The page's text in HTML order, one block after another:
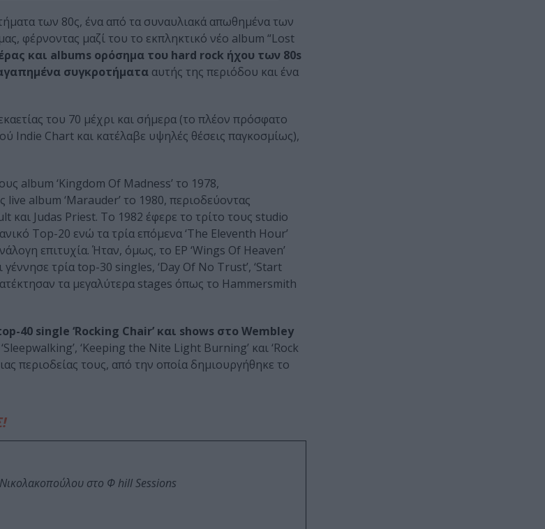
των 80ς, ένα από τα συναυλιακά απωθημένα των
φέρνοντας μαζί του τo εκπληκτικό νέο album “Lost
και albums ορόσημα του hard rock ήχου των 80s
συγκροτήματα αυτής της περιόδου και ένα
του 70 μέχρι και σήμερα (το πλέον πρόσφατο
Indie Chart και κατέλαβε υψηλές θέσεις παγκοσμίως),
album ‘Kingdom Of Madness’ το 1978,
album ‘Marauder’ το 1980, περιοδεύοντας
και Judas Priest. Το 1982 έφερε το τρίτο τους studio
Top-20 ενώ τα τρία επόμενα ‘The Eleventh Hour’
επιτυχία. Ήταν, όμως, το EP ‘Wings Of Heaven’
τρία top-30 singles, ‘Day Of No Trust’, ‘Start
τα μεγαλύτερα stages όπως το Hammersmith
40 single ‘Rocking Chair’ και shows στο Wembley
‘Keeping the Nite Light Burning’ και ‘Rock
περιοδείας τους, από την οποία δημιουργήθηκε το
στο Φ hill Sessions